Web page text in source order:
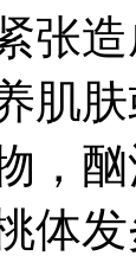
张
肌
，
体